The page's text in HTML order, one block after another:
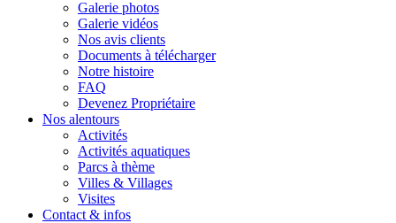
Galerie photos
Galerie vidéos
Nos avis clients
Documents à télécharger
Notre histoire
FAQ
Devenez Propriétaire
Nos alentours
Activités
Activités aquatiques
Parcs à thème
Villes & Villages
Visites
Contact & infos